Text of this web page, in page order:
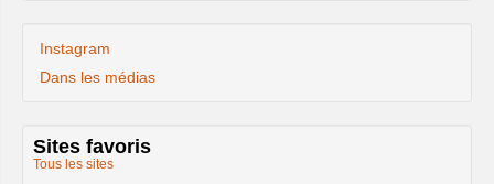
Instagram
Dans les médias
Sites favoris
Tous les sites